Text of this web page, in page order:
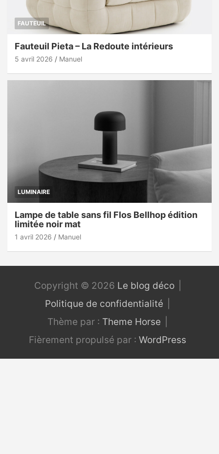
FAUTEUIL
Fauteuil Pieta – La Redoute intérieurs
5 avril 2026 Manuel
LUMINAIRE
Lampe de table sans fil Flos Bellhop édition
limitée noir mat
1 avril 2026 Manuel
Copyright © 2026 Le blog déco
Politique de confidentialité
Thème par : Theme Horse
Fièrement propulsé par : WordPress